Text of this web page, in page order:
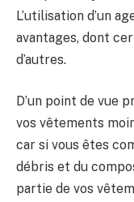
L’utilisation d’un
avantages, dont
d’autres.
D’un point de vue
vos vêtements
car si vous êtes
débris et du
partie de vos